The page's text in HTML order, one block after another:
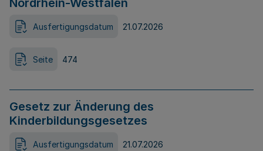
Nordrhein-Westfalen
Ausfertigungsdatum 21.07.2026
Seite 474
Gesetz zur Änderung des
Kinderbildungsgesetzes
Ausfertigungsdatum 21.07.2026